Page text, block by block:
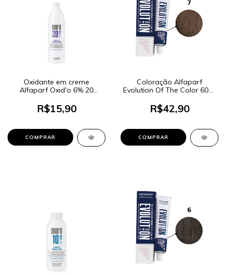
Oxidante em creme
Alfaparf Oxid'o 6% 20
R$15,90
Coloração Alfaparf
Evolution Of The Color 60ml
R$42,90